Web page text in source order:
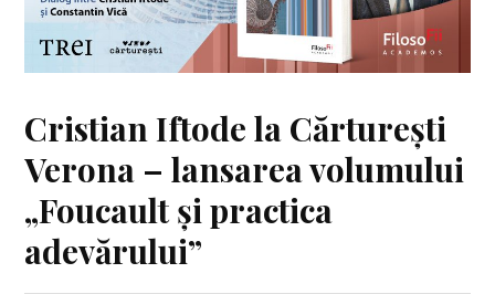
Cristian Iftode la Cărturești
Verona – lansarea volumului
„Foucault și practica
adevărului”